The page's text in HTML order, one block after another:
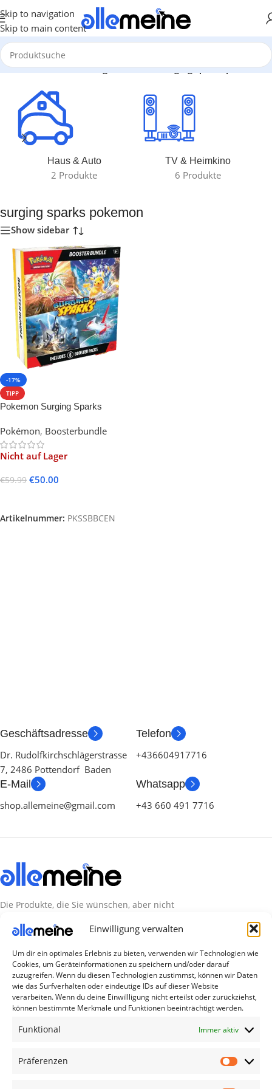
Einwilligung verwalten
Um dir ein optimales Erlebnis zu bieten, verwenden wir Technologien wie
Cookies, um Geräteinformationen zu speichern und/oder darauf
zuzugreifen. Wenn du diesen Technologien zustimmst, können wir Daten
wie das Surfverhalten oder eindeutige IDs auf dieser Website
verarbeiten. Wenn du deine Einwillligung nicht erteilst oder zurückziehst,
können bestimmte Merkmale und Funktionen beeinträchtigt werden.
Funktional Immer aktiv
Präferenzen
Skip to navigation
Skip to main content
Start/Produkte verschlagwortet mit „surging sparks pokemon“
Haus & Auto
2 Produkte
TV & Heimkino
6 Produkte
surging sparks pokemon
Show sidebar
-17%
TIPP
Pokemon Surging Sparks
(English)
Pokémon, Boosterbundle
Nicht auf Lager
€59.99 €50.00
Artikelnummer: PKSSBBCEN
Geschäftsadresse
Dr. Rudolfkirchschlägerstrasse
7, 2486 Pottendorf Baden
Telefon
+436604917716
E-Mail
shop.allemeine@gmail.com
Whatsapp
+43 660 491 7716
Die Produkte, die Sie wünschen, aber nicht
Welt hier.
Abonnieren Sie uns
Kategorien
Handy Zubehör